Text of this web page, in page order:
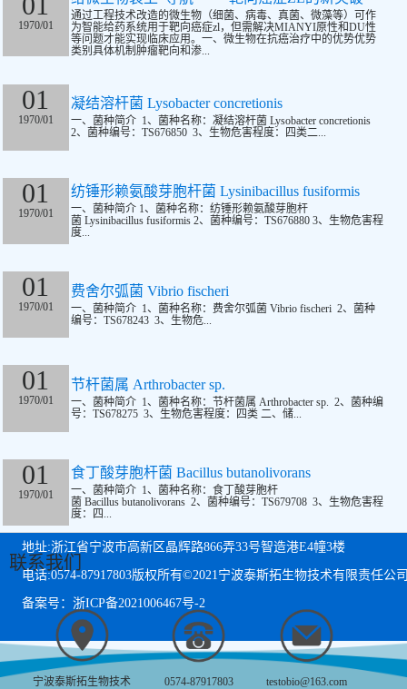
1970/01
通过工程技术改造的微生物（细菌、病毒、真菌、微藻等）可作
为智能给药系统用于靶向癌症zl，但需解决MIANYI原性和DU性
等问题才能实现临床应用。一、微生物在抗癌治疗中的优势优势
类别具体机制肿瘤靶向和渗...
01
1970/01
凝结溶杆菌 Lysobacter concretionis
一、菌种简介 1、菌种名称：凝结溶杆菌 Lysobacter concretionis
2、菌种编号：TS676850 3、生物危害程度：四类二...
01
1970/01
纺锤形赖氨酸芽胞杆菌 Lysinibacillus fusiformis
一、菌种简介 1、菌种名称：纺锤形赖氨酸芽胞杆
菌 Lysinibacillus fusiformis 2、菌种编号：TS676880 3、生物危害程
度...
01
1970/01
费舍尔弧菌 Vibrio fischeri
一、菌种简介 1、菌种名称：费舍尔弧菌 Vibrio fischeri 2、菌种
编号：TS678243 3、生物危...
01
1970/01
节杆菌属 Arthrobacter sp.
一、菌种简介 1、菌种名称：节杆菌属 Arthrobacter sp. 2、菌种编
号：TS678275 3、生物危害程度：四类 二、储...
01
1970/01
食丁酸芽胞杆菌 Bacillus butanolivorans
一、菌种简介 1、菌种名称：食丁酸芽胞杆
菌 Bacillus butanolivorans 2、菌种编号：TS679708 3、生物危害程
度：四...
联系我们
宁波泰斯拓生物技术 0574-87917803 testobio@163.com
地址:浙江省宁波市高新区晶辉路866弄33号智造港E4幢3楼
电话:0574-87917803版权所有©2021宁波泰斯拓生物技术有限责任公
备案号：浙ICP备2021006467号-2